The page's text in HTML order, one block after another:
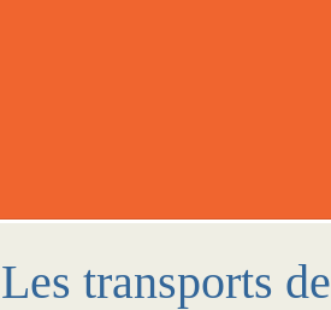
Les transports de